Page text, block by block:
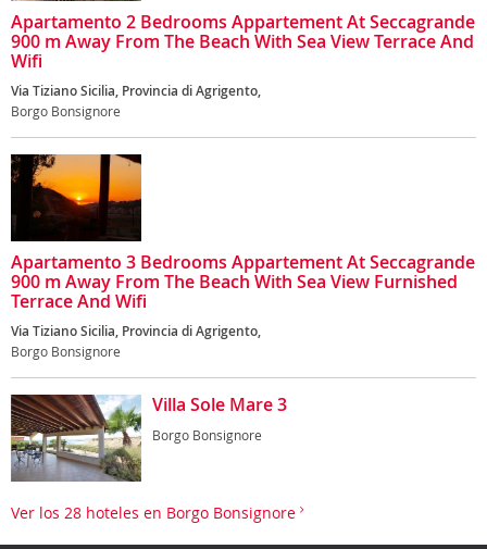
Apartamento 2 Bedrooms Appartement At Seccagrande
900 m Away From The Beach With Sea View Terrace And
Wifi
Via Tiziano Sicilia, Provincia di Agrigento,
Borgo Bonsignore
Apartamento 3 Bedrooms Appartement At Seccagrande
900 m Away From The Beach With Sea View Furnished
Terrace And Wifi
Via Tiziano Sicilia, Provincia di Agrigento,
Borgo Bonsignore
Villa Sole Mare 3
Borgo Bonsignore
Ver los 28 hoteles en Borgo Bonsignore